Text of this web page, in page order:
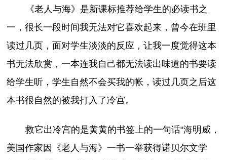
《老人与海》是新课标推荐给学生的必读书之
一，很长一段时间我无法对它喜欢起来，曾今在班里
读过几页，面对学生淡淡的反应，让我一度觉得这本
书无法欣赏，一本连我自己都无法读出味道的书要读
给学生听，学生自然不会买我的帐，读过几页之后这
本书很自然的被我打入了冷宫。
救它出冷宫的是黄黄的书签上的一句话“海明威，
美国作家因《老人与海》一书一举获得诺贝尔文学